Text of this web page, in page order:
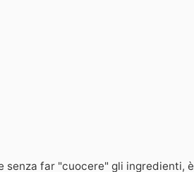
senza far "cuocere" gli ingredienti, è